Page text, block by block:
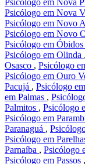
Psicólogo em Nova
Psicólogo em Nova
Psicólogo em Novo
Psicólogo em Novo
Psicólogo em Óbidos
Psicólogo em Olinda ,
Osasco , Psicólogo
Psicólogo em Ouro
Pacujá , Psicólogo
em Palmas ,
Palmitos , Psicólogo
Psicólogo em
Paranaguá ,
Psicólogo em
Parnaíba , Psicólogo
Psicólogo em Passos ,